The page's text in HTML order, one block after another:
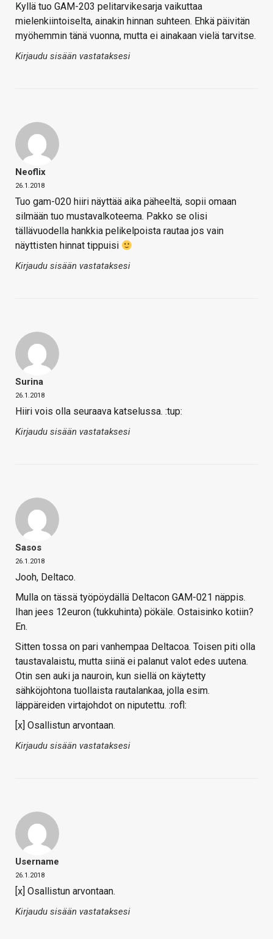
Kyllä tuo GAM-203 pelitarvikesarja vaikuttaa
mielenkiintoiselta, ainakin hinnan suhteen. Ehkä päivitän
myöhemmin tänä vuonna, mutta ei ainakaan vielä tarvitse.
Kirjaudu sisään vastataksesi
Neoflix
26.1.2018
Tuo gam-020 hiiri näyttää aika päheeltä, sopii omaan
silmään tuo mustavalkoteema. Pakko se olisi
tällävuodella hankkia pelikelpoista rautaa jos vain
näyttisten hinnat tippuisi
Kirjaudu sisään vastataksesi
Surina
26.1.2018
Hiiri vois olla seuraava katselussa. :tup:
Kirjaudu sisään vastataksesi
Sasos
26.1.2018
Jooh, Deltaco.
Mulla on tässä työpöydällä Deltacon GAM-021 näppis.
Ihan jees 12euron (tukkuhinta) pökäle. Ostaisinko kotiin?
En.
Sitten tossa on pari vanhempaa Deltacoa. Toisen piti olla
taustavalaistu, mutta siinä ei palanut valot edes uutena.
Otin sen auki ja nauroin, kun siellä on käytetty
sähköjohtona tuollaista rautalankaa, jolla esim.
läppäreiden virtajohdot on niputettu. :rofl:
[x] Osallistun arvontaan.
Kirjaudu sisään vastataksesi
Username
26.1.2018
[x] Osallistun arvontaan.
Kirjaudu sisään vastataksesi